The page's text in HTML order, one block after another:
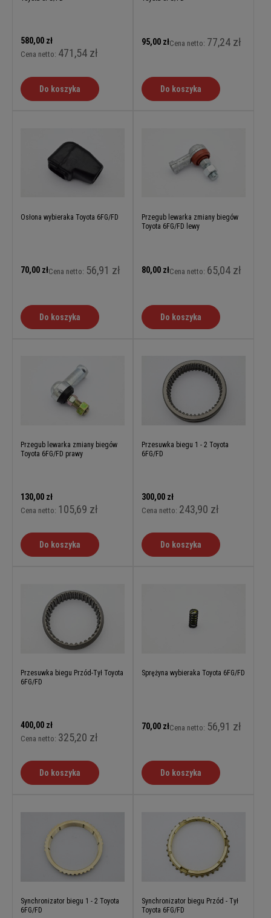
580,00 zł
Cena netto: 471,54 zł
Do koszyka
95,00 złCena netto: 77,24 zł
Do koszyka
Osłona wybieraka Toyota 6FG/FD
70,00 złCena netto: 56,91 zł
Do koszyka
Przegub lewarka zmiany biegów
Toyota 6FG/FD lewy
80,00 złCena netto: 65,04 zł
Do koszyka
Przegub lewarka zmiany biegów
Toyota 6FG/FD prawy
130,00 zł
Cena netto: 105,69 zł
Do koszyka
Przesuwka biegu 1 - 2 Toyota
6FG/FD
300,00 zł
Cena netto: 243,90 zł
Do koszyka
Przesuwka biegu Przód-Tył Toyota
6FG/FD
400,00 zł
Cena netto: 325,20 zł
Do koszyka
Sprężyna wybieraka Toyota 6FG/FD
70,00 złCena netto: 56,91 zł
Do koszyka
Synchronizator biegu 1 - 2 Toyota
6FG/FD
Synchronizator biegu Przód - Tył
Toyota 6FG/FD